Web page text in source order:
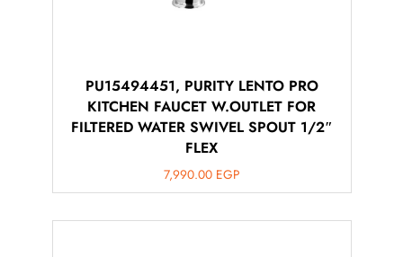
PU15494451, PURITY LENTO PRO
KITCHEN FAUCET W.OUTLET FOR
FILTERED WATER SWIVEL SPOUT 1/2″
FLEX
7,990.00 EGP